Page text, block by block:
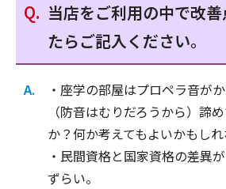
当店をご利用の中で改
たらご記入ください。
・座学の部屋はプロペラ音が
（防音はむりだろうから）諦
か？何か考えてもよいかもしれ
・民間資格と国家資格の差異
ずらい。